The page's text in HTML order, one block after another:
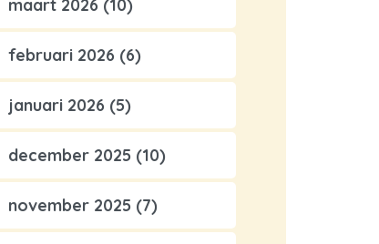
maart 2026 (10)
februari 2026 (6)
januari 2026 (5)
december 2025 (10)
november 2025 (7)